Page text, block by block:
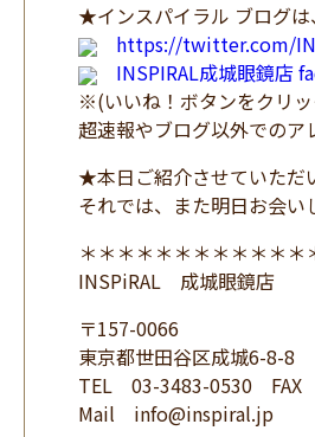
★インスパイラル ブログ
https://twitter.com/
INSPIRAL成城眼鏡店
※(いいね！ボタンをクリ
超速報やブログ以外でのア
★本日ご紹介させていただ
それでは、また明日お会い
＊＊＊＊＊＊＊＊＊＊＊
INSPiRAL 成城眼鏡店
〒157-0066
東京都世田谷区成城6-8-8
TEL 03-3483-0530 FAX
Mail info@inspiral.jp